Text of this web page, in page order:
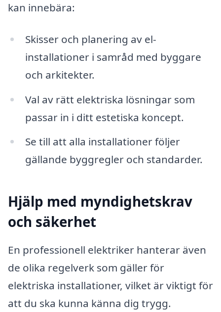
kan innebära:
Skisser och planering av el-
installationer i samråd med byggare
och arkitekter.
Val av rätt elektriska lösningar som
passar in i ditt estetiska koncept.
Se till att alla installationer följer
gällande byggregler och standarder.
Hjälp med myndighetskrav
och säkerhet
En professionell elektriker hanterar även
de olika regelverk som gäller för
elektriska installationer, vilket är viktigt för
att du ska kunna känna dig trygg.